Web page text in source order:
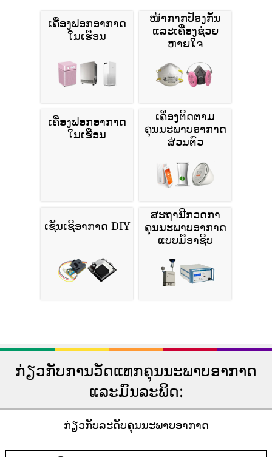
ເຄື່ອງຟອກອາກາດ
ໃນເຮືອນ
ໜ້າກາກປ້ອງກັນ
ແລະເຄື່ອງຊ່ວຍ
ຫາຍໃຈ
ເຄື່ອງຟອກອາກາດ
ໃນເຮືອນ
ເຄື່ອງຕິດຕາມ
ຄຸນນະພາບອາກາດ
ສ່ວນຕົວ
ເຊັນເຊີອາກາດ DIY
ສະຖານີກວດກາ
ຄຸນນະພາບອາກາດ
ແບບມືອາຊີບ
ກ່ຽວກັບການວັດແທກຄຸນນະພາບອາກາດ
ແລະມົນລະພິດ:
ກ່ຽວກັບລະດັບຄຸນນະພາບອາກາດ